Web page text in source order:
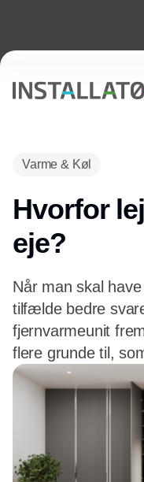
Varme & Køl
Hvorfor
eje?
Når man skal
tilfælde bedre
fjernvarmeunit
flere grunde til,